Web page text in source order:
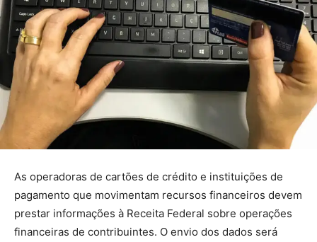
As operadoras de cartões de crédito e instituições de
pagamento que movimentam recursos financeiros devem
prestar informações à Receita Federal sobre operações
financeiras de contribuintes. O envio dos dados será